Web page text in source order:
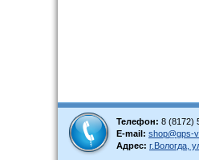
Телефон: 8 (8172)
E-mail: shop@gps-
Адрес: г.Вологда,